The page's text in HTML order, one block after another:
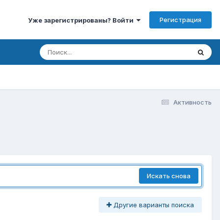
Уже зарегистрированы? Войти Регистрация
Активность
Искать снова
Другие варианты поиска